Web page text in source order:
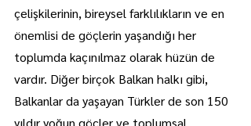
çelişkilerinin, bireysel farklılıkların ve en
önemlisi de göçlerin yaşandığı her
toplumda kaçınılmaz olarak hüzün de
vardır. Diğer birçok Balkan halkı gibi,
Balkanlar da yaşayan Türkler de son 150
yıldır yoğun göçler ve toplumsal